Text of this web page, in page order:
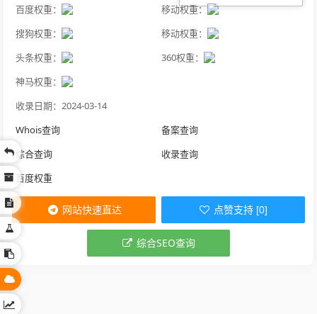
百度权重：
移动权重：
搜狗权重：
移动权重：
头条权重：
360权重：
神马权重：
收录日期：2024-03-14
Whois查询
备案查询
综合查询
收录查询
百度权重
网站快速直达 点赞支持 [0]
综合SEO查询